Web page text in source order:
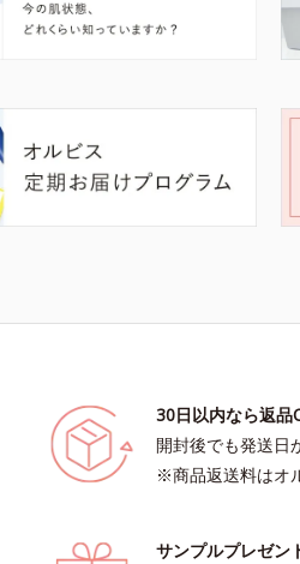
30日以内なら返品
開封後でも発送日
※商品返送料はオ
サンプルプレゼン